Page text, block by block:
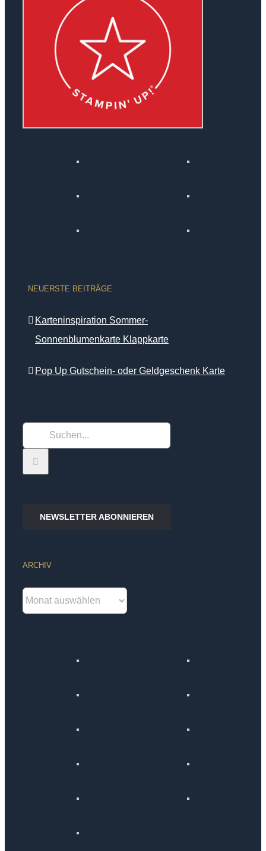
NEUERSTE BEITRÄGE
Karteninspiration Sommer-
Sonnenblumenkarte Klappkarte
Pop Up Gutschein- oder Geldgeschenk Karte
nach:
NEWSLETTER ABONNIEREN
ARCHIV
Archiv